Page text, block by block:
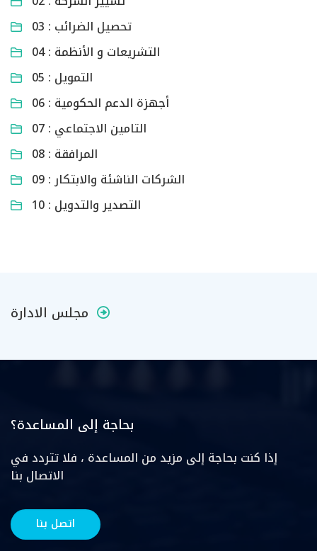
03 : تحصيل الضرائب
04 : التشريعات و الأنظمة
05 : التمويل
06 : أجهزة الدعم الحكومية
07 : التامين الاجتماعي
08 : المرافقة
09 : الشركات الناشئة والابتكار
10 : التصدير والتدويل
مجلس الادارة
بحاجة إلى المساعدة؟
إذا كنت بحاجة إلى مزيد من المساعدة ، فلا تتردد في
الاتصال بنا
اتصل بنا